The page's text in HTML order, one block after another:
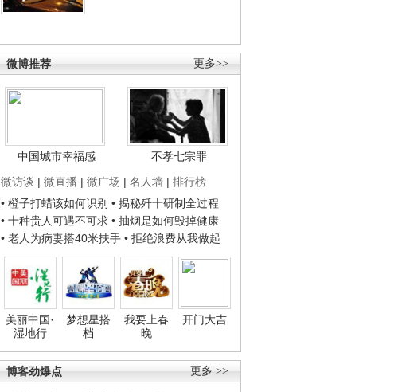
更多>>
微博推荐
中国城市幸福感
不孝七宗罪
微访谈 | 微直播 | 微广场 | 名人墙 | 排行榜
• 橙子打蜡该如何识别 • 揭秘歼十研制全过程
• 十种贵人可遇不可求 • 抽烟是如何毁掉健康
• 老人为病妻搭40米扶手 • 拒绝浪费从我做起
美丽中国·
湿地行
梦想星搭
档
我要上春
晚
开门大吉
更多 >>
博客劲爆点